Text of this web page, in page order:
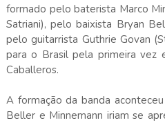
formado pelo baterista Marco
Satriani), pelo baixista Bryan
pelo guitarrista Guthrie Govan
para o Brasil pela primeira vez
Caballeros.
A formação da banda
Beller e Minnemann iriam se